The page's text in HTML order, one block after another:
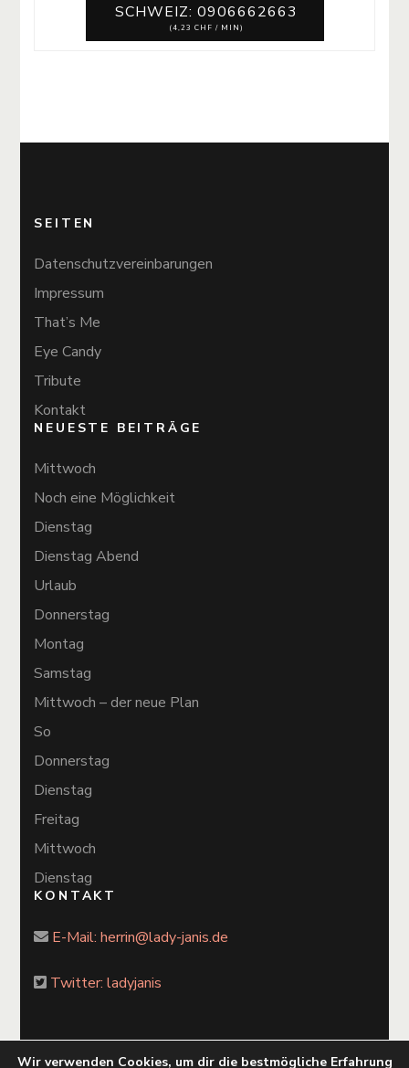
SCHWEIZ: 0906662663
(4,23 CHF / MIN)
SEITEN
Datenschutzvereinbarungen
Impressum
That’s Me
Eye Candy
Tribute
Kontakt
NEUESTE BEITRÄGE
Mittwoch
Noch eine Möglichkeit
Dienstag
Dienstag Abend
Urlaub
Donnerstag
Montag
Samstag
Mittwoch – der neue Plan
So
Donnerstag
Dienstag
Freitag
Mittwoch
Dienstag
KONTAKT
E-Mail:herrin@lady-janis.de
Twitter: ladyjanis
Wir verwenden Cookies, um dir die bestmögliche Erfahrung